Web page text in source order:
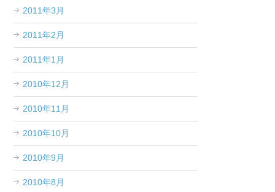
2011年3月
2011年2月
2011年1月
2010年12月
2010年11月
2010年10月
2010年9月
2010年8月